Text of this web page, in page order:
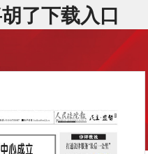
了下载入口